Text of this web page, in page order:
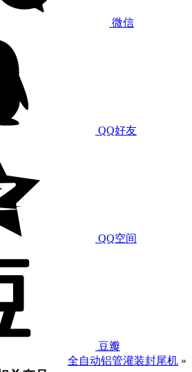
微信
QQ好友
QQ空间
豆瓣
全自动铝管灌装封尾机 »